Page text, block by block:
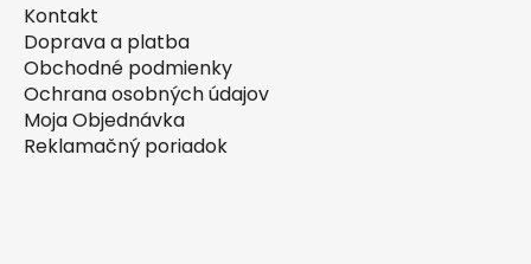
Kontakt
Doprava a platba
Obchodné podmienky
Ochrana osobných údajov
Moja Objednávka
Reklamačný poriadok